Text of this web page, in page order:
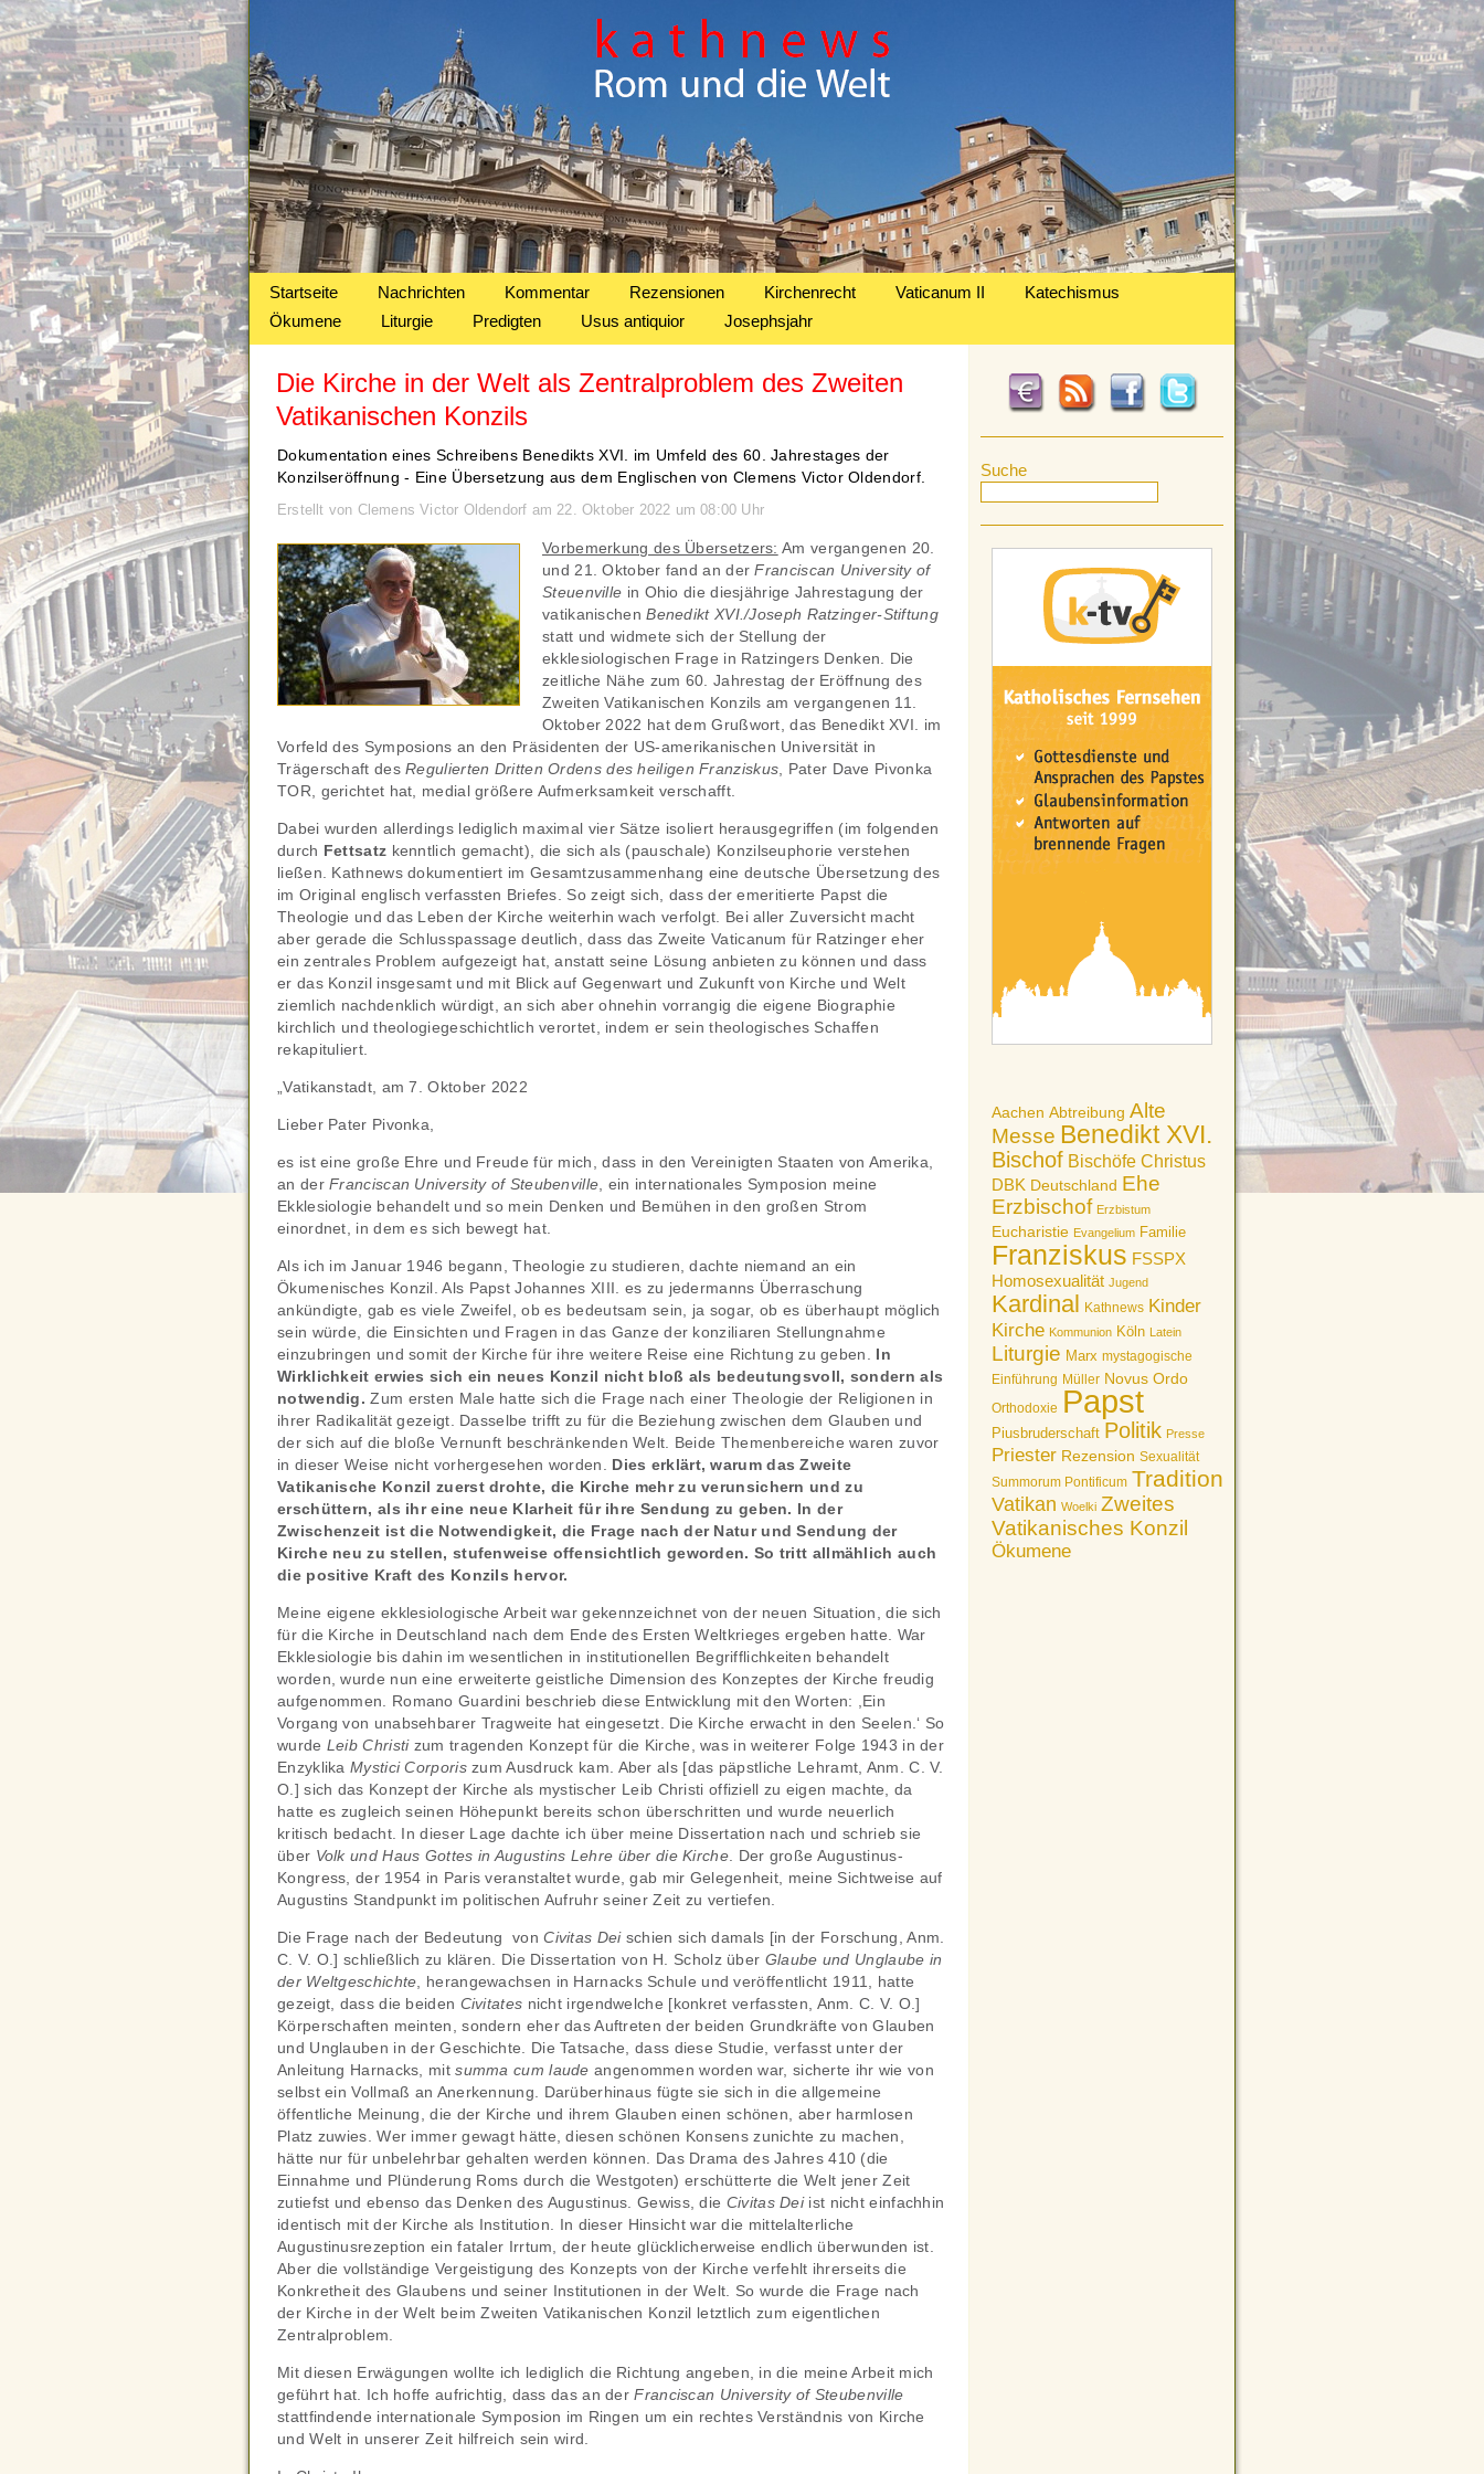
Startseite Nachrichten Kommentar Rezensionen Kirchenrecht Vaticanum II
Katechismus
Ökumene
Liturgie Predigten Usus antiquior Josephsjahr
Suche
Aachen Abtreibung Alte
Messe Benedikt XVI.
Bischof Bischöfe Christus
DBK Deutschland Ehe
Erzbischof Erzbistum
Eucharistie Evangelium Familie
Franziskus FSSPX
Homosexualität Jugend
Kardinal Kathnews Kinder
Kirche Kommunion Köln Latein
Liturgie Marx mystagogische
Einführung Müller Novus Ordo
Orthodoxie Papst
Piusbruderschaft Politik Presse
Priester Rezension Sexualität
Summorum Pontificum Tradition
Vatikan Woelki Zweites
Vatikanisches Konzil
Ökumene
Die Kirche in der Welt als Zentralproblem des Zweiten
Vatikanischen Konzils
Dokumentation eines Schreibens Benedikts XVI. im Umfeld des 60. Jahrestages der
Konzilseröffnung - Eine Übersetzung aus dem Englischen von Clemens Victor Oldendorf.
Erstellt von Clemens Victor Oldendorf am 22. Oktober 2022 um 08:00 Uhr
Vorbemerkung des Übersetzers: Am vergangenen 20.
und 21. Oktober fand an derFranciscan University of
Steuenville in Ohio die diesjährige Jahrestagung der
vatikanischenBenedikt XVI./Joseph Ratzinger-Stiftung
statt und widmete sich der Stellung der
ekklesiologischen Frage in Ratzingers Denken. Die
zeitliche Nähe zum 60. Jahrestag der Eröffnung des
Zweiten Vatikanischen Konzils am vergangenen 11.
Oktober 2022 hat dem Grußwort, das Benedikt XVI. im
Vorfeld des Symposions an den Präsidenten der US-amerikanischen Universität in
Trägerschaft desRegulierten Dritten Ordens des heiligen Franziskus , Pater Dave Pivonka
TOR, gerichtet hat, medial größere Aufmerksamkeit verschafft.
Dabei wurden allerdings lediglich maximal vier Sätze isoliert herausgegriffen (im folgenden
durch Fettsatz kenntlich gemacht), die sich als (pauschale) Konzilseuphorie verstehen
ließen. Kathnews dokumentiert im Gesamtzusammenhang eine deutsche Übersetzung des
im Original englisch verfassten Briefes. So zeigt sich, dass der emeritierte Papst die
Theologie und das Leben der Kirche weiterhin wach verfolgt. Bei aller Zuversicht macht
aber gerade die Schlusspassage deutlich, dass das Zweite Vaticanum für Ratzinger eher
ein zentrales Problem aufgezeigt hat, anstatt seine Lösung anbieten zu können und dass
er das Konzil insgesamt und mit Blick auf Gegenwart und Zukunft von Kirche und Welt
ziemlich nachdenklich würdigt, an sich aber ohnehin vorrangig die eigene Biographie
kirchlich und theologiegeschichtlich verortet, indem er sein theologisches Schaffen
rekapituliert.
„Vatikanstadt, am 7. Oktober 2022
Lieber Pater Pivonka,
es ist eine große Ehre und Freude für mich, dass in den Vereinigten Staaten von Amerika,
an derFranciscan University of Steubenville , ein internationales Symposion meine
Ekklesiologie behandelt und so mein Denken und Bemühen in den großen Strom
einordnet, in dem es sich bewegt hat.
Als ich im Januar 1946 begann, Theologie zu studieren, dachte niemand an ein
Ökumenisches Konzil. Als Papst Johannes XIII. es zu jedermanns Überraschung
ankündigte, gab es viele Zweifel, ob es bedeutsam sein, ja sogar, ob es überhaupt möglich
sein würde, die Einsichten und Fragen in das Ganze der konziliaren Stellungnahme
einzubringen und somit der Kirche für ihre weitere Reise eine Richtung zu geben. In
Wirklichkeit erwies sich ein neues Konzil nicht bloß als bedeutungsvoll, sondern als
notwendig. Zum ersten Male hatte sich die Frage nach einer Theologie der Religionen in
ihrer Radikalität gezeigt. Dasselbe trifft zu für die Beziehung zwischen dem Glauben und
der sich auf die bloße Vernunft beschränkenden Welt. Beide Themenbereiche waren zuvor
in dieser Weise nicht vorhergesehen worden. Dies erklärt, warum das Zweite
Vatikanische Konzil zuerst drohte, die Kirche mehr zu verunsichern und zu
erschüttern, als ihr eine neue Klarheit für ihre Sendung zu geben. In der
Zwischenzeit ist die Notwendigkeit, die Frage nach der Natur und Sendung der
Kirche neu zu stellen, stufenweise offensichtlich geworden. So tritt allmählich auch
die positive Kraft des Konzils hervor.
Meine eigene ekklesiologische Arbeit war gekennzeichnet von der neuen Situation, die sich
für die Kirche in Deutschland nach dem Ende des Ersten Weltkrieges ergeben hatte. War
Ekklesiologie bis dahin im wesentlichen in institutionellen Begrifflichkeiten behandelt
worden, wurde nun eine erweiterte geistliche Dimension des Konzeptes der Kirche freudig
aufgenommen. Romano Guardini beschrieb diese Entwicklung mit den Worten: ,Ein
Vorgang von unabsehbarer Tragweite hat eingesetzt. Die Kirche erwacht in den Seelen.‘ So
wurde Leib Christi zum tragenden Konzept für die Kirche, was in weiterer Folge 1943 in der
Enzyklika Mystici Corporiszum Ausdruck kam. Aber als [das päpstliche Lehramt, Anm. C. V.
O.] sich das Konzept der Kirche als mystischer Leib Christi offiziell zu eigen machte, da
hatte es zugleich seinen Höhepunkt bereits schon überschritten und wurde neuerlich
kritisch bedacht. In dieser Lage dachte ich über meine Dissertation nach und schrieb sie
über Volk und Haus Gottes in Augustins Lehre über die Kirche . Der große Augustinus-
Kongress, der 1954 in Paris veranstaltet wurde, gab mir Gelegenheit, meine Sichtweise auf
Augustins Standpunkt im politischen Aufruhr seiner Zeit zu vertiefen.
Die Frage nach der Bedeutung vonCivitas Dei schien sich damals [in der Forschung, Anm.
C. V. O.] schließlich zu klären. Die Dissertation von H. Scholz über Glaube und Unglaube in
der Weltgeschichte , herangewachsen in Harnacks Schule und veröffentlicht 1911, hatte
gezeigt, dass die beiden Civitates nicht irgendwelche [konkret verfassten, Anm. C. V. O.]
Körperschaften meinten, sondern eher das Auftreten der beiden Grundkräfte von Glauben
und Unglauben in der Geschichte. Die Tatsache, dass diese Studie, verfasst unter der
Anleitung Harnacks, mitsumma cum laudeangenommen worden war, sicherte ihr wie von
selbst ein Vollmaß an Anerkennung. Darüberhinaus fügte sie sich in die allgemeine
öffentliche Meinung, die der Kirche und ihrem Glauben einen schönen, aber harmlosen
Platz zuwies. Wer immer gewagt hätte, diesen schönen Konsens zunichte zu machen,
hätte nur für unbelehrbar gehalten werden können. Das Drama des Jahres 410 (die
Einnahme und Plünderung Roms durch die Westgoten) erschütterte die Welt jener Zeit
zutiefst und ebenso das Denken des Augustinus. Gewiss, die Civitas Dei ist nicht einfachhin
identisch mit der Kirche als Institution. In dieser Hinsicht war die mittelalterliche
Augustinusrezeption ein fataler Irrtum, der heute glücklicherweise endlich überwunden ist.
Aber die vollständige Vergeistigung des Konzepts von der Kirche verfehlt ihrerseits die
Konkretheit des Glaubens und seiner Institutionen in der Welt. So wurde die Frage nach
der Kirche in der Welt beim Zweiten Vatikanischen Konzil letztlich zum eigentlichen
Zentralproblem.
Mit diesen Erwägungen wollte ich lediglich die Richtung angeben, in die meine Arbeit mich
geführt hat. Ich hoffe aufrichtig, dass das an derFranciscan University of Steubenville
stattfindende internationale Symposion im Ringen um ein rechtes Verständnis von Kirche
und Welt in unserer Zeit hilfreich sein wird.